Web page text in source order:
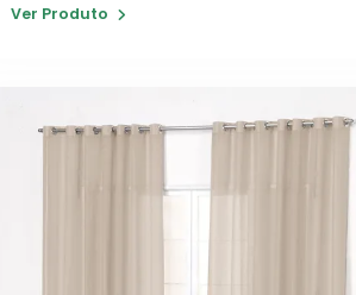
Ver Produto